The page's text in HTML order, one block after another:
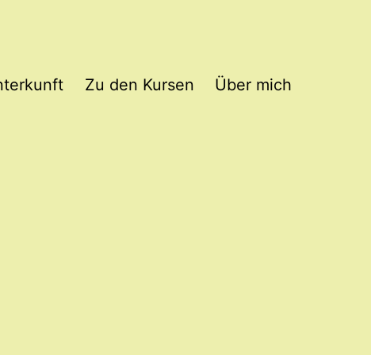
Zu den Kursen Über mich